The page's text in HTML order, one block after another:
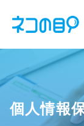
個人情報